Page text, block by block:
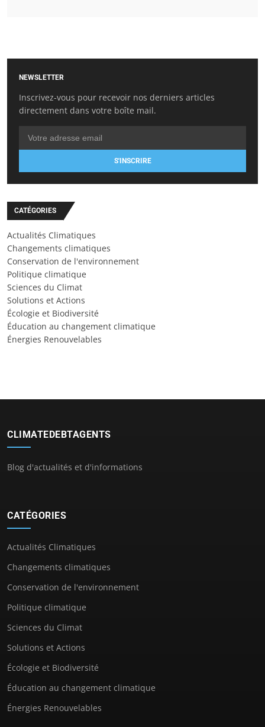
NEWSLETTER
Inscrivez-vous pour recevoir nos derniers articles
directement dans votre boîte mail.
S'INSCRIRE
CATÉGORIES
Actualités Climatiques
Changements climatiques
Conservation de l'environnement
Politique climatique
Sciences du Climat
Solutions et Actions
Écologie et Biodiversité
Éducation au changement climatique
Énergies Renouvelables
CLIMATEDEBTAGENTS
Blog d'actualités et d'informations
CATÉGORIES
Actualités Climatiques
Changements climatiques
Conservation de l'environnement
Politique climatique
Sciences du Climat
Solutions et Actions
Écologie et Biodiversité
Éducation au changement climatique
Énergies Renouvelables